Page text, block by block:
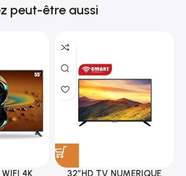
peut-être aussi
4K
32″HD TV NUMERIQUE